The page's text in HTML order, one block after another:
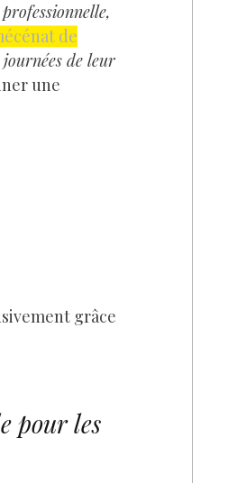
de
de leur
une
grâce
pour les